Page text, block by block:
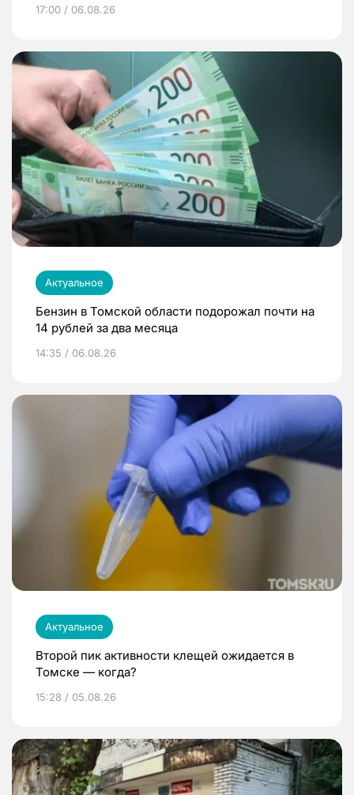
17:00 / 06.08.26
Актуальное
Бензин в Томской области подорожал почти на
14 рублей за два месяца
14:35 / 06.08.26
Актуальное
Второй пик активности клещей ожидается в
Томске — когда?
15:28 / 05.08.26